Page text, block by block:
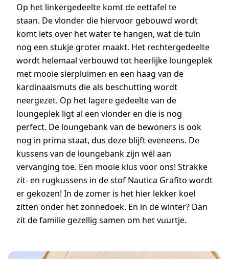
Op het linkergedeelte komt de eettafel te
staan. De vlonder die hiervoor gebouwd wordt
komt iets over het water te hangen, wat de tuin
nog een stukje groter maakt. Het rechtergedeelte
wordt helemaal verbouwd tot heerlijke loungeplek
met mooie sierpluimen en een haag van de
kardinaalsmuts die als beschutting wordt
neergezet. Op het lagere gedeelte van de
loungeplek ligt al een vlonder en die is nog
perfect. De loungebank van de bewoners is ook
nog in prima staat, dus deze blijft eveneens. De
kussens van de loungebank zijn wél aan
vervanging toe. Een mooie klus voor ons! Strakke
zit- en rugkussens in de stof Nautica Grafito wordt
er gekozen! In de zomer is het hier lekker koel
zitten onder het zonnedoek. En in de winter? Dan
zit de familie gezellig samen om het vuurtje.